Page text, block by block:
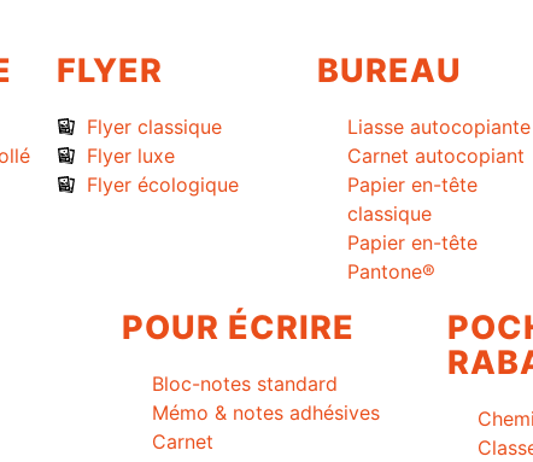
FLYER
Flyer classique
Flyer luxe
Flyer écologique
BUREAU
Liasse autocopiante
Carnet autocopiant
Papier en-tête
classique
Papier en-tête
Pantone®
POUR ÉCRIRE
Bloc-notes standard
Mémo & notes adhésives
Carnet